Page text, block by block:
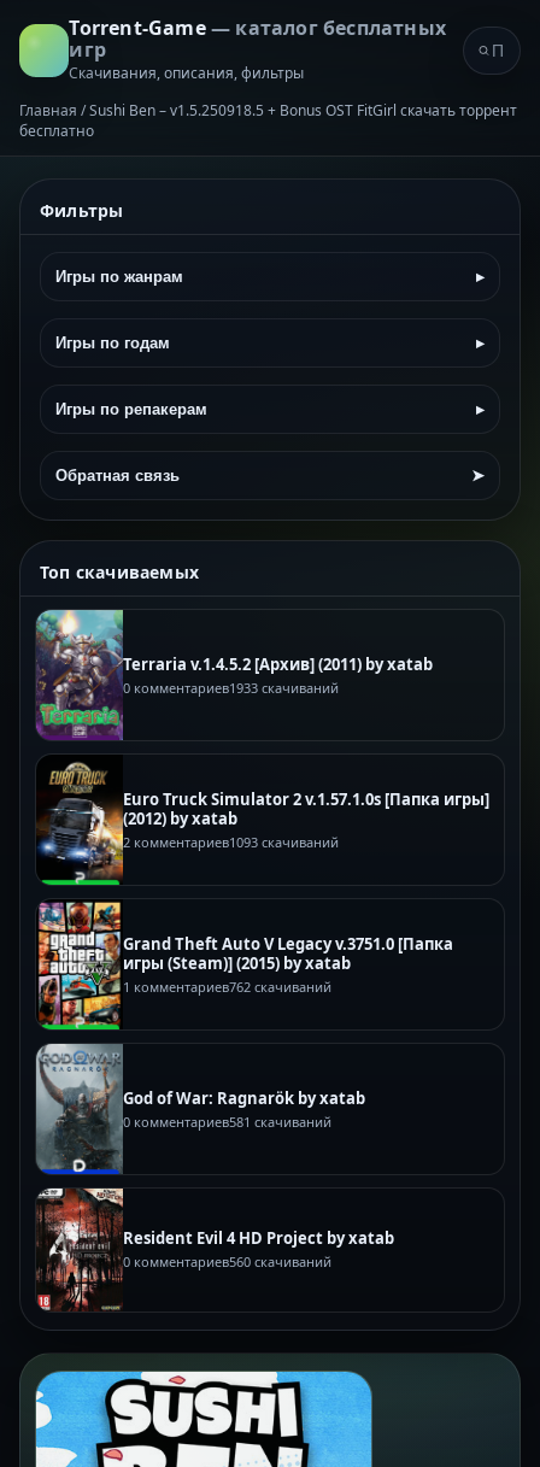
Torrent-Game— каталог бесплатных
игр
Скачивания, описания, фильтры
Главная /Sushi Ben – v1.5.250918.5 + Bonus OST FitGirl скачать торрент
бесплатно
Фильтры
Игры по жанрам ▸
Игры по годам ▸
Игры по репакерам ▸
Обратная связь ➤
Топ скачиваемых
Terraria v.1.4.5.2 [Архив] (2011) by xatab
0 комментариев1933 скачиваний
Euro Truck Simulator 2 v.1.57.1.0s [Папка игры]
(2012) by xatab
2 комментариев1093 скачиваний
Grand Theft Auto V Legacy v.3751.0 [Папка
игры (Steam)] (2015) by xatab
1 комментариев762 скачиваний
God of War: Ragnarök by xatab
0 комментариев581 скачиваний
Resident Evil 4 HD Project by xatab
0 комментариев560 скачиваний